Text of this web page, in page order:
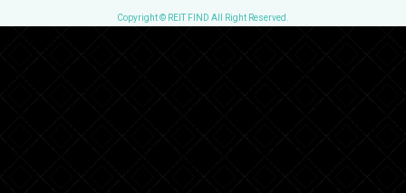
Copyright © REIT FIND All Right Reserved.